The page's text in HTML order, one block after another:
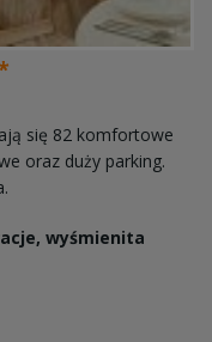
się 82 komfortowe
oraz duży parking.
wyśmienita